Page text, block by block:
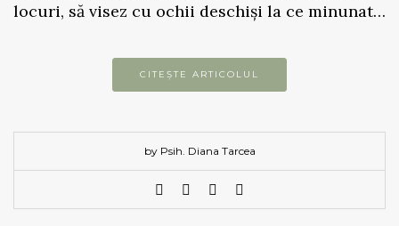
locuri, să visez cu ochii deschiși la ce minunat…
CITEȘTE ARTICOLUL
by Psih. Diana Tarcea